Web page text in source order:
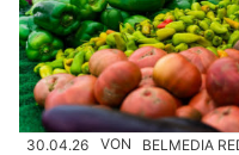
30.04.26 VON BELMEDIA